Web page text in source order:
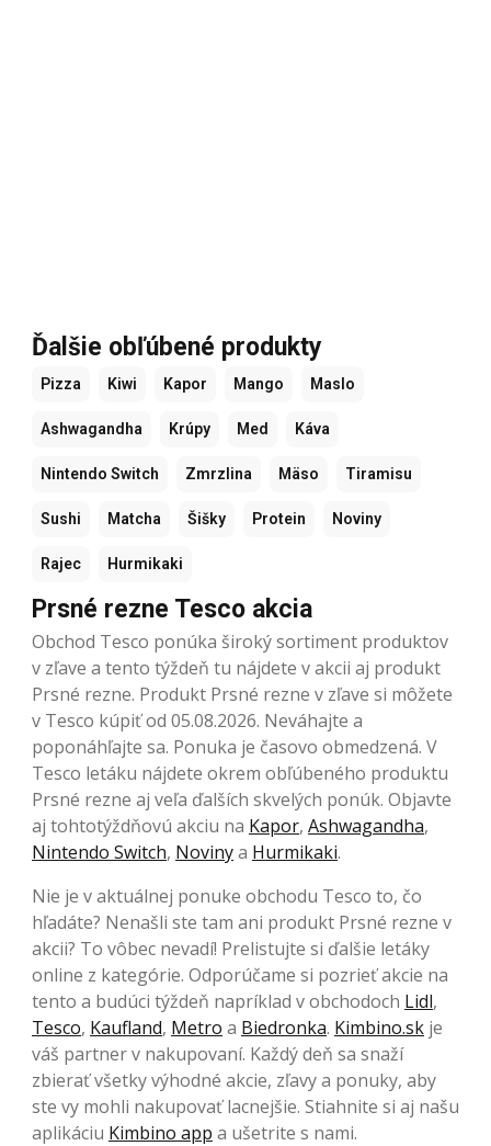
Ďalšie obľúbené produkty
Pizza Kiwi Kapor Mango Maslo
Ashwagandha Krúpy Med Káva
Nintendo Switch Zmrzlina Mäso Tiramisu
Sushi Matcha Šišky Protein Noviny
Rajec Hurmikaki
Prsné rezne Tesco akcia
Obchod Tesco ponúka široký sortiment produktov
v zľave a tento týždeň tu nájdete v akcii aj produkt
Prsné rezne. Produkt Prsné rezne v zľave si môžete
v Tesco kúpiť od 05.08.2026. Neváhajte a
poponáhľajte sa. Ponuka je časovo obmedzená. V
Tesco letáku nájdete okrem obľúbeného produktu
Prsné rezne aj veľa ďalších skvelých ponúk. Objavte
aj tohtotýždňovú akciu na Kapor, Ashwagandha,
Nintendo Switch, Novinya Hurmikaki.
Nie je v aktuálnej ponuke obchodu Tesco to, čo
hľadáte? Nenašli ste tam ani produkt Prsné rezne v
akcii? To vôbec nevadí! Prelistujte si ďalšie letáky
online z kategórie. Odporúčame si pozrieť akcie na
tento a budúci týždeň napríklad v obchodoch Lidl,
Tesco, Kaufland, Metro a Biedronka. Kimbino.sk je
váš partner v nakupovaní. Každý deň sa snaží
zbierať všetky výhodné akcie, zľavy a ponuky, aby
ste vy mohli nakupovať lacnejšie. Stiahnite si aj našu
aplikáciu Kimbino app a ušetrite s nami.